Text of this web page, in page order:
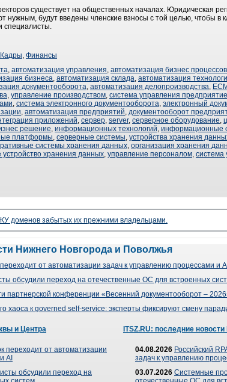
существует на общественных началах. Юридическая
нужным, будут введены членские взносы с той целью, чтобы в
специалисты.
Кадры, Финансы
, автоматизация управления, автоматизация бизнес процессов
бизнеса, автоматизация склада, автоматизация
документооборота, автоматизация делопроизводства, ECM
, управление производством, система управления
, система электронного документооборота, электронный
, автоматизация предприятий, документооборот
приложений, сервер, server, серверное оборудование,
решение, информационных технологий, информационные
платформы, серверные системы, устройства хранения
системы хранения данных, организация хранения
устройство хранения данных, управление персоналом, система
доменов забытых их прежними владельцами.
Нижнего Новгорода и Поволжья
от автоматизации задач к управлению процессами и AI
обсудили переход на отечественные ОС для встроенных
партнерской конференции «Весенний документооборот –
хаоса к governed self-service: эксперты фиксируют смену
и Центра
переходит от автоматизации
AI
обсудили переход на
ITSZ.RU: последние
04.08.2026 Российский
задач к управлению
03.07.2026 Системные